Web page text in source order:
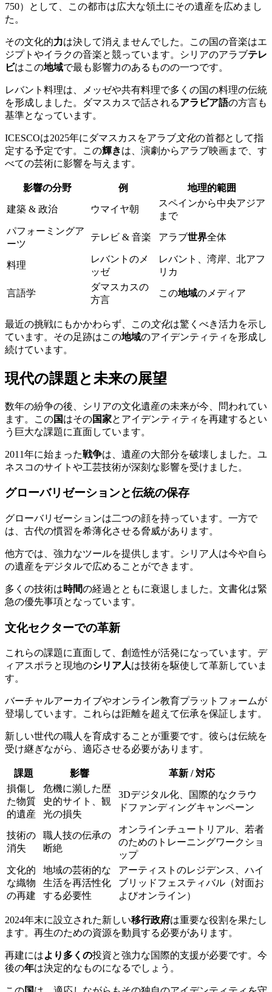
750）として、この都市は広大な領土にその遺産を広めまし
た。
その文化的力は決して消えませんでした。この国の音楽はエ
ジプトやイラクの音楽と競っています。シリアのアラブテレ
ビはこの地域で最も影響力のあるものの一つです。
レバント料理は、メッゼや共有料理で多くの国の料理の伝統
を形成しました。ダマスカスで話されるアラビア語の方言も
基準となっています。
ICESCOは2025年にダマスカスをアラブ文化の首都として指
定する予定です。この輝きは、演劇からアラブ映画まで、す
べての芸術に影響を与えます。
影響の分野 例 地理的範囲
建築 & 政治 ウマイヤ朝
スペインから中央アジア
まで
パフォーミングア
ーツ
テレビ & 音楽 アラブ世界全体
料理
レバントのメ
ッゼ
レバント、湾岸、北アフ
リカ
言語学
ダマスカスの
方言
この地域のメディア
最近の挑戦にもかかわらず、この文化は驚くべき活力を示し
ています。その足跡はこの地域のアイデンティティを形成し
続けています。
現代の課題と未来の展望
数年の紛争の後、シリアの文化遺産の未来が今、問われてい
ます。この国はその国家とアイデンティティを再建するとい
う巨大な課題に直面しています。
2011年に始まった戦争は、遺産の大部分を破壊しました。ユ
ネスコのサイトや工芸技術が深刻な影響を受けました。
グローバリゼーションと伝統の保存
グローバリゼーションは二つの顔を持っています。一方で
は、古代の慣習を希薄化させる脅威があります。
他方では、強力なツールを提供します。シリア人は今や自ら
の遺産をデジタルで広めることができます。
多くの技術は時間の経過とともに衰退しました。文書化は緊
急の優先事項となっています。
文化セクターでの革新
これらの課題に直面して、創造性が活発になっています。デ
ィアスポラと現地のシリア人は技術を駆使して革新していま
す。
バーチャルアーカイブやオンライン教育プラットフォームが
登場しています。これらは距離を超えて伝承を保証します。
新しい世代の職人を育成することが重要です。彼らは伝統を
受け継ぎながら、適応させる必要があります。
課題 影響
革新 / 対応
損傷し
た物質
的遺産
危機に瀕した歴
史的サイト、観
光の損失
3Dデジタル化、国際的なクラウ
ドファンディングキャンペーン
技術の
消失
職人技の伝承の
断絶
オンラインチュートリアル、若者
のためのトレーニングワークショ
ップ
文化的
な織物
の再建
地域の芸術的な
生活を再活性化
する必要性
アーティストのレジデンス、ハイ
ブリッドフェスティバル（対面お
よびオンライン）
2024年末に設立された新しい移行政府は重要な役割を果たし
ます。再生のための資源を動員する必要があります。
再建にはより多くの投資と強力な国際的支援が必要です。今
後の年は決定的なものになるでしょう。